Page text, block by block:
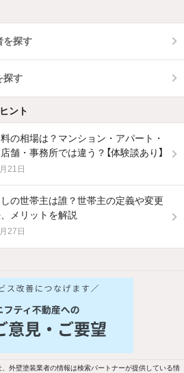
を探す
探す
ント
の相場は？マンション・アパート・
舗・事務所では違う？【体験談あり】
21日
の世帯主は誰？世帯主の定義や変更
メリットを解説
27日
込んでいます！
2階以上
ペット相談
外壁塗装業者の情報は検索パートナーが提供している情